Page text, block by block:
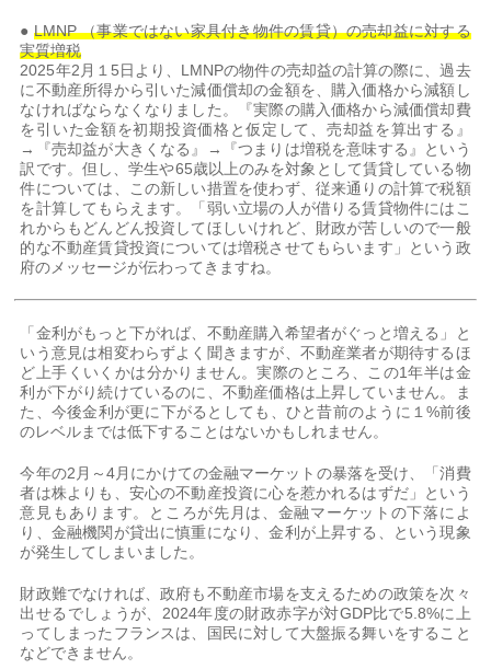
● LMNP（事業ではない家具付き物件の賃貸）の売却益に対する
実質増税
2025年2月１5日より、LMNPの物件の売却益の計算の際に、過去
に不動産所得から引いた減価償却の金額を、購入価格から減額し
なければならなくなりました。『実際の購入価格から減価償却費
を引いた金額を初期投資価格と仮定して、売却益を算出する』
→『売却益が大きくなる』→『つまりは増税を意味する』という
訳です。但し、学生や65歳以上のみを対象として賃貸している物
件については、この新しい措置を使わず、従来通りの計算で税額
を計算してもらえます。「弱い立場の人が借りる賃貸物件にはこ
れからもどんどん投資してほしいけれど、財政が苦しいので一般
的な不動産賃貸投資については増税させてもらいます」という政
府のメッセージが伝わってきますね。
「金利がもっと下がれば、不動産購入希望者がぐっと増える」と
いう意見は相変わらずよく聞きますが、不動産業者が期待するほ
ど上手くいくかは分かりません。実際のところ、この1年半は金
利が下がり続けているのに、不動産価格は上昇していません。ま
た、今後金利が更に下がるとしても、ひと昔前のように１%前後
のレベルまでは低下することはないかもしれません。
今年の2月～4月にかけての金融マーケットの暴落を受け、「消費
者は株よりも、安心の不動産投資に心を惹かれるはずだ」という
意見もあります。ところが先月は、金融マーケットの下落によ
り、金融機関が貸出に慎重になり、金利が上昇する、という現象
が発生してしまいました。
財政難でなければ、政府も不動産市場を支えるための政策を次々
出せるでしょうが、2024年度の財政赤字が対GDP比で5.8%に上
ってしまったフランスは、国民に対して大盤振る舞いをすること
などできません。